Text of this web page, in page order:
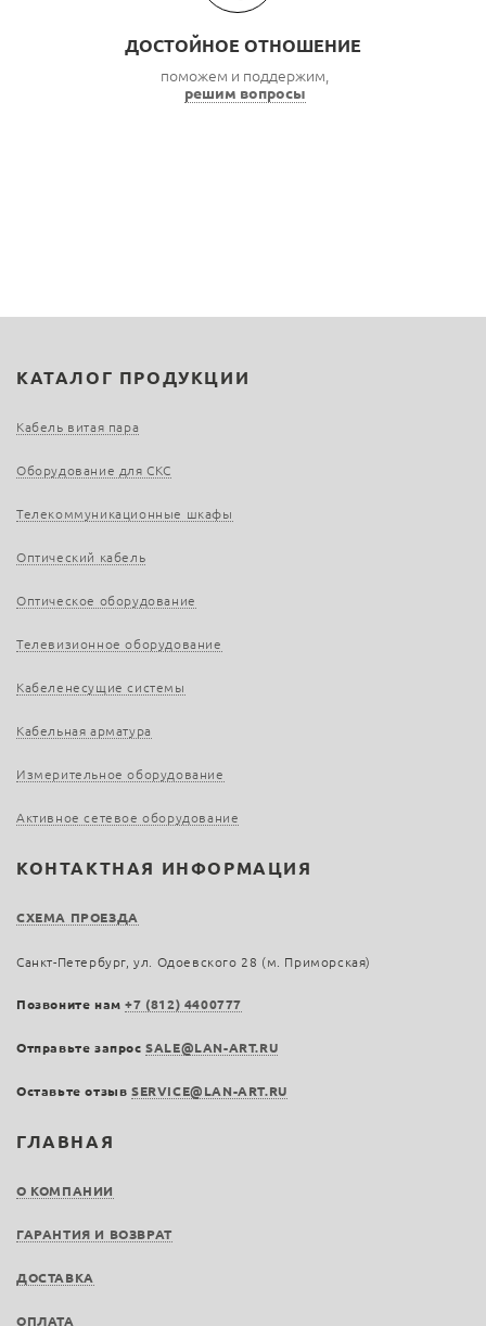
ДОСТОЙНОЕ ОТНОШЕНИЕ
поможем и поддержим,
решим вопросы
ГЛАВНАЯ
О КОМПАНИИ
ГАРАНТИЯ И ВОЗВРАТ
ДОСТАВКА
ОПЛАТА
КАТАЛОГ ПРОДУКЦИИ
Кабель витая пара
Оборудование для СКС
Телекоммуникационные шкафы
Оптический кабель
Оптическое оборудование
Телевизионное оборудование
Кабеленесущие системы
Кабельная арматура
Измерительное оборудование
Активное сетевое оборудование
КОНТАКТНАЯ ИНФОРМАЦИЯ
СХЕМА ПРОЕЗДА
Санкт-Петербург, ул. Одоевского 28 (м. Приморская)
Позвоните нам+7 (812) 4400777
Отправьте запросSALE@LAN-ART.RU
Оставьте отзыв SERVICE@LAN-ART.RU